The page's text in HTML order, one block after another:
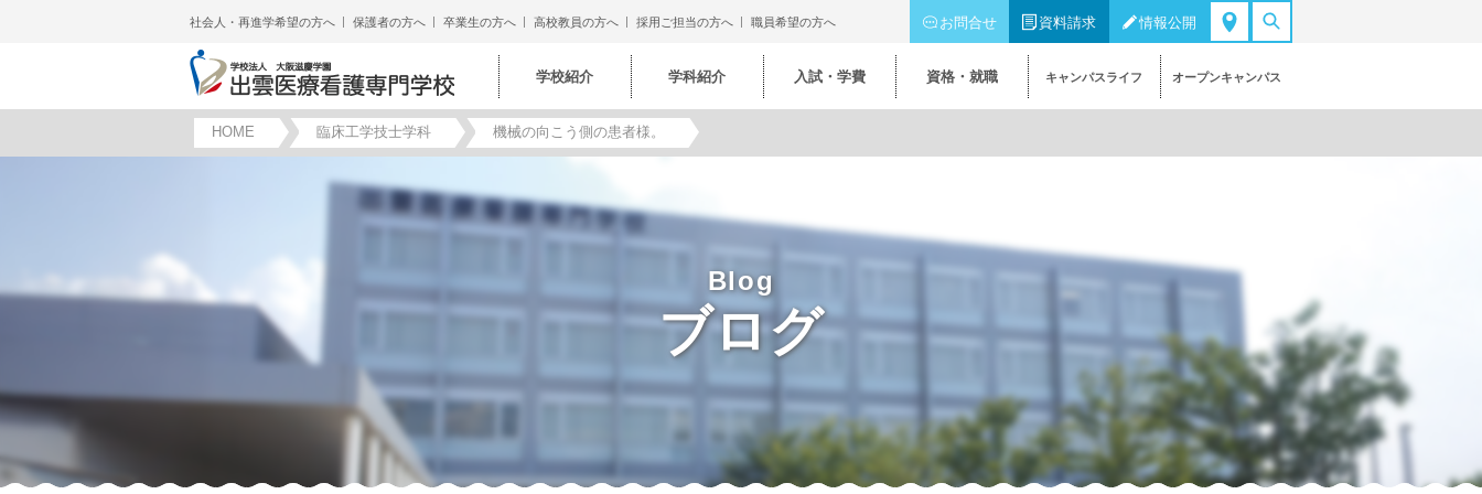
社会人・再進学希望の方へ 保護者の方へ 卒業生の方へ 高校教員の方へ 採用ご担当の方へ 職員希望の方へ お問合せ 資料請求 情報公開
学校紹介 学科紹介 入試・学費 資格・就職 キャンパスライフ オープンキャンパス
HOME 臨床工学技士学科 機械の向こう側の患者様。
Blog
ブログ